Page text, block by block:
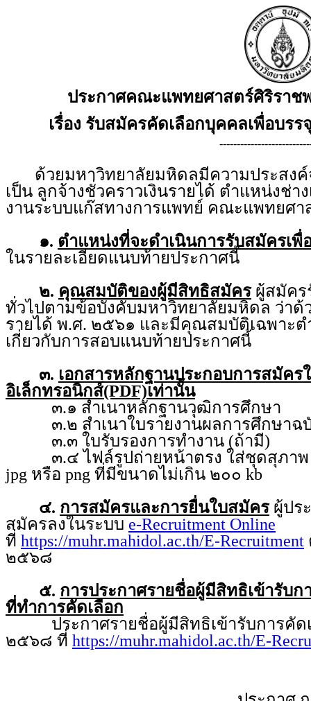
ประกาศคณะแพทยศาสตร์ศิริราช
เรื่อง รับสมัครคัดเลือกบุคคลเพื่อบรร
ด้วยมหาวิทยาลัยมหิดลมีความประสงค์
เป็น ลูกจ้างชั่วคราวเงินรายได้ ตำแหน่งช่
งานระบบแก๊สทางการแพทย์ คณะแพทยศา
๑. ตำแหน่งที่จะดำเนินการรับสมัครเพื่
ในรายละเอียดแนบท้ายประกาศนี้
๒. คุณสมบัติของผู้มีสิทธิสมัครผู้สมัคร
ทั่วไปตามข้อบังคับมหาวิทยาลัยมหิดล ว่าด้
รายได้ พ.ศ. ๒๕๖๑ และมีคุณสมบัติเฉพาะต
เกี่ยวกับการสอบแนบท้ายประกาศนี้
๓. เอกสารหลักฐานประกอบการสมัค
อิเล็กทรอนิกส์(PDF)เท่านั้น
๓.๑ สำเนาหลักฐานวุฒิการศึกษา
๓.๒ สำเนาใบรายงานผลการศึกษาฉ
๓.๓ ใบรับรองการทำงาน (ถ้ามี)
๓.๔ ไฟล์รูปถ่ายหน้าตรง ใส่ชุดสุภาพ ถ่
jpg หรือ png ที่มีขนาดไม่เกิน ๒๐๐ kb
๔. การสมัครและการยื่นใบสมัครผู้ปร
สมัครลงในระบบ e-Recruitment Online
ที่ https://muhr.mahidol.ac.th/E-Recruitment
๒๕๖๘
๕. การประกาศรายชื่อผู้มีสิทธิเข้ารับก
ที่ทำการคัดเลือก
ประกาศรายชื่อผู้มีสิทธิเข้ารับการคัดเ
๒๕๖๘ ที่ https://muhr.mahidol.ac.th/E-